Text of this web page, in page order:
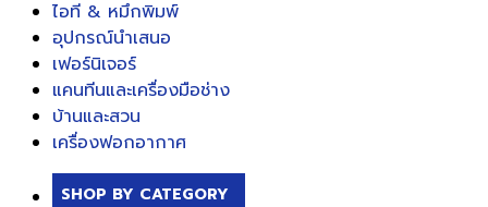
ไอที & หมึกพิมพ์
อุปกรณ์นำเสนอ
เฟอร์นิเจอร์
แคนทีนและเครื่องมือช่าง
บ้านและสวน
เครื่องฟอกอากาศ
SHOP BY CATEGORY